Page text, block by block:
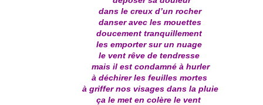
dans le creux d’un rocher
danser avec les mouettes
doucement tranquillement
les emporter sur un nuage
le vent rêve de tendresse
mais il est condamné à hurler
à déchirer les feuilles mortes
à griffer nos visages dans la pluie
ça le met en colère le vent